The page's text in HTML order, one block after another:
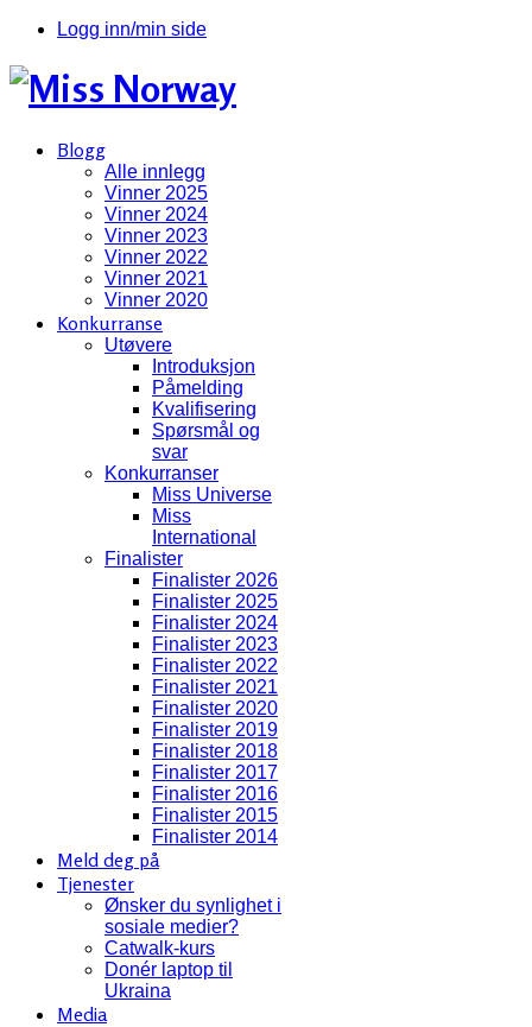
Logg inn/min side
Blogg
Alle innlegg
Vinner 2025
Vinner 2024
Vinner 2023
Vinner 2022
Vinner 2021
Vinner 2020
Konkurranse
Utøvere
Introduksjon
Påmelding
Kvalifisering
Spørsmål og
svar
Konkurranser
Miss Universe
Miss
International
Finalister
Finalister 2026
Finalister 2025
Finalister 2024
Finalister 2023
Finalister 2022
Finalister 2021
Finalister 2020
Finalister 2019
Finalister 2018
Finalister 2017
Finalister 2016
Finalister 2015
Finalister 2014
Meld deg på
Tjenester
Ønsker du synlighet i
sosiale medier?
Catwalk-kurs
Donér laptop til
Ukraina
Media